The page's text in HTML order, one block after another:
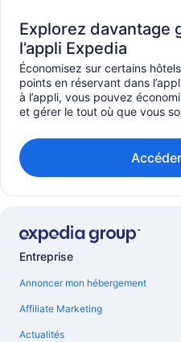
Explorez davantage
l’appli Expedia
Économisez sur certains
points en réservant dans
à l’appli, vous pouvez
et gérer le tout où que vous
Entreprise
Annoncer mon hébergement
Affiliate Marketing
Actualités